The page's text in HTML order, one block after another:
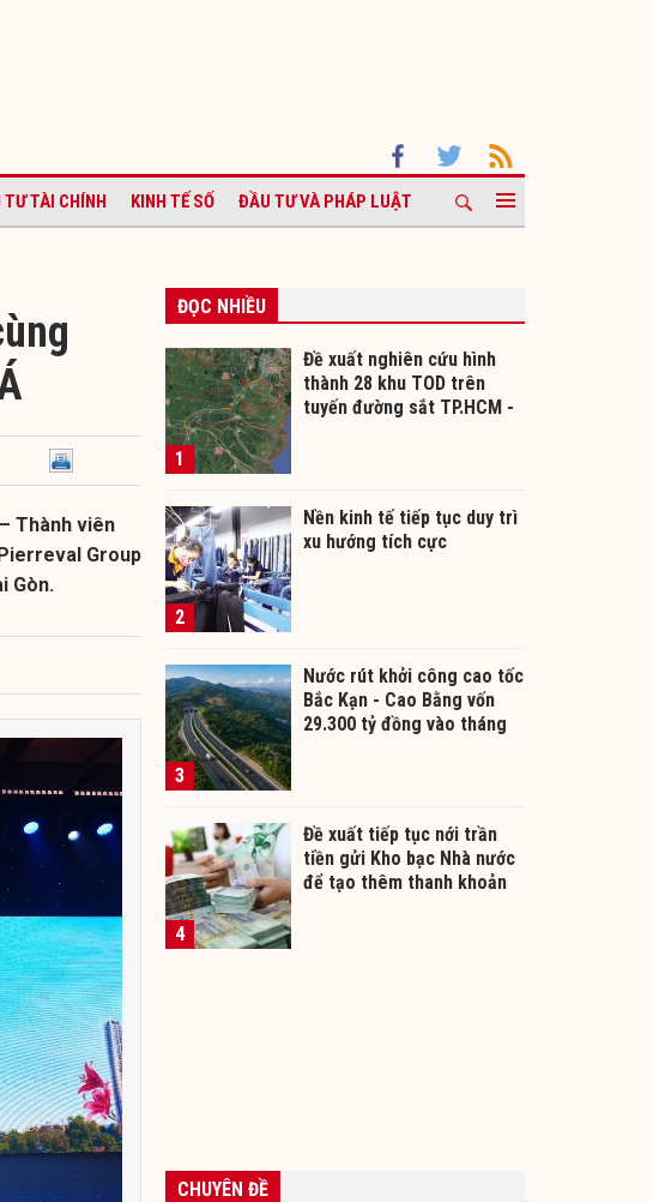
TÀI CHÍNH KINH TẾ SỐ ĐẦU TƯ VÀ PHÁP LUẬT
Thành viên
Group
Gòn.
ĐỌC NHIỀU
1
Đề xuất nghiên cứu hình
thành 28 khu TOD trên
tuyến đường sắt TP.HCM -
2
Nền kinh tế tiếp tục duy trì
xu hướng tích cực
3
Nước rút khởi công cao tốc
Bắc Kạn - Cao Bằng vốn
29.300 tỷ đồng vào tháng
4
Đề xuất tiếp tục nới trần
tiền gửi Kho bạc Nhà nước
để tạo thêm thanh khoản
CHUYÊN ĐỀ